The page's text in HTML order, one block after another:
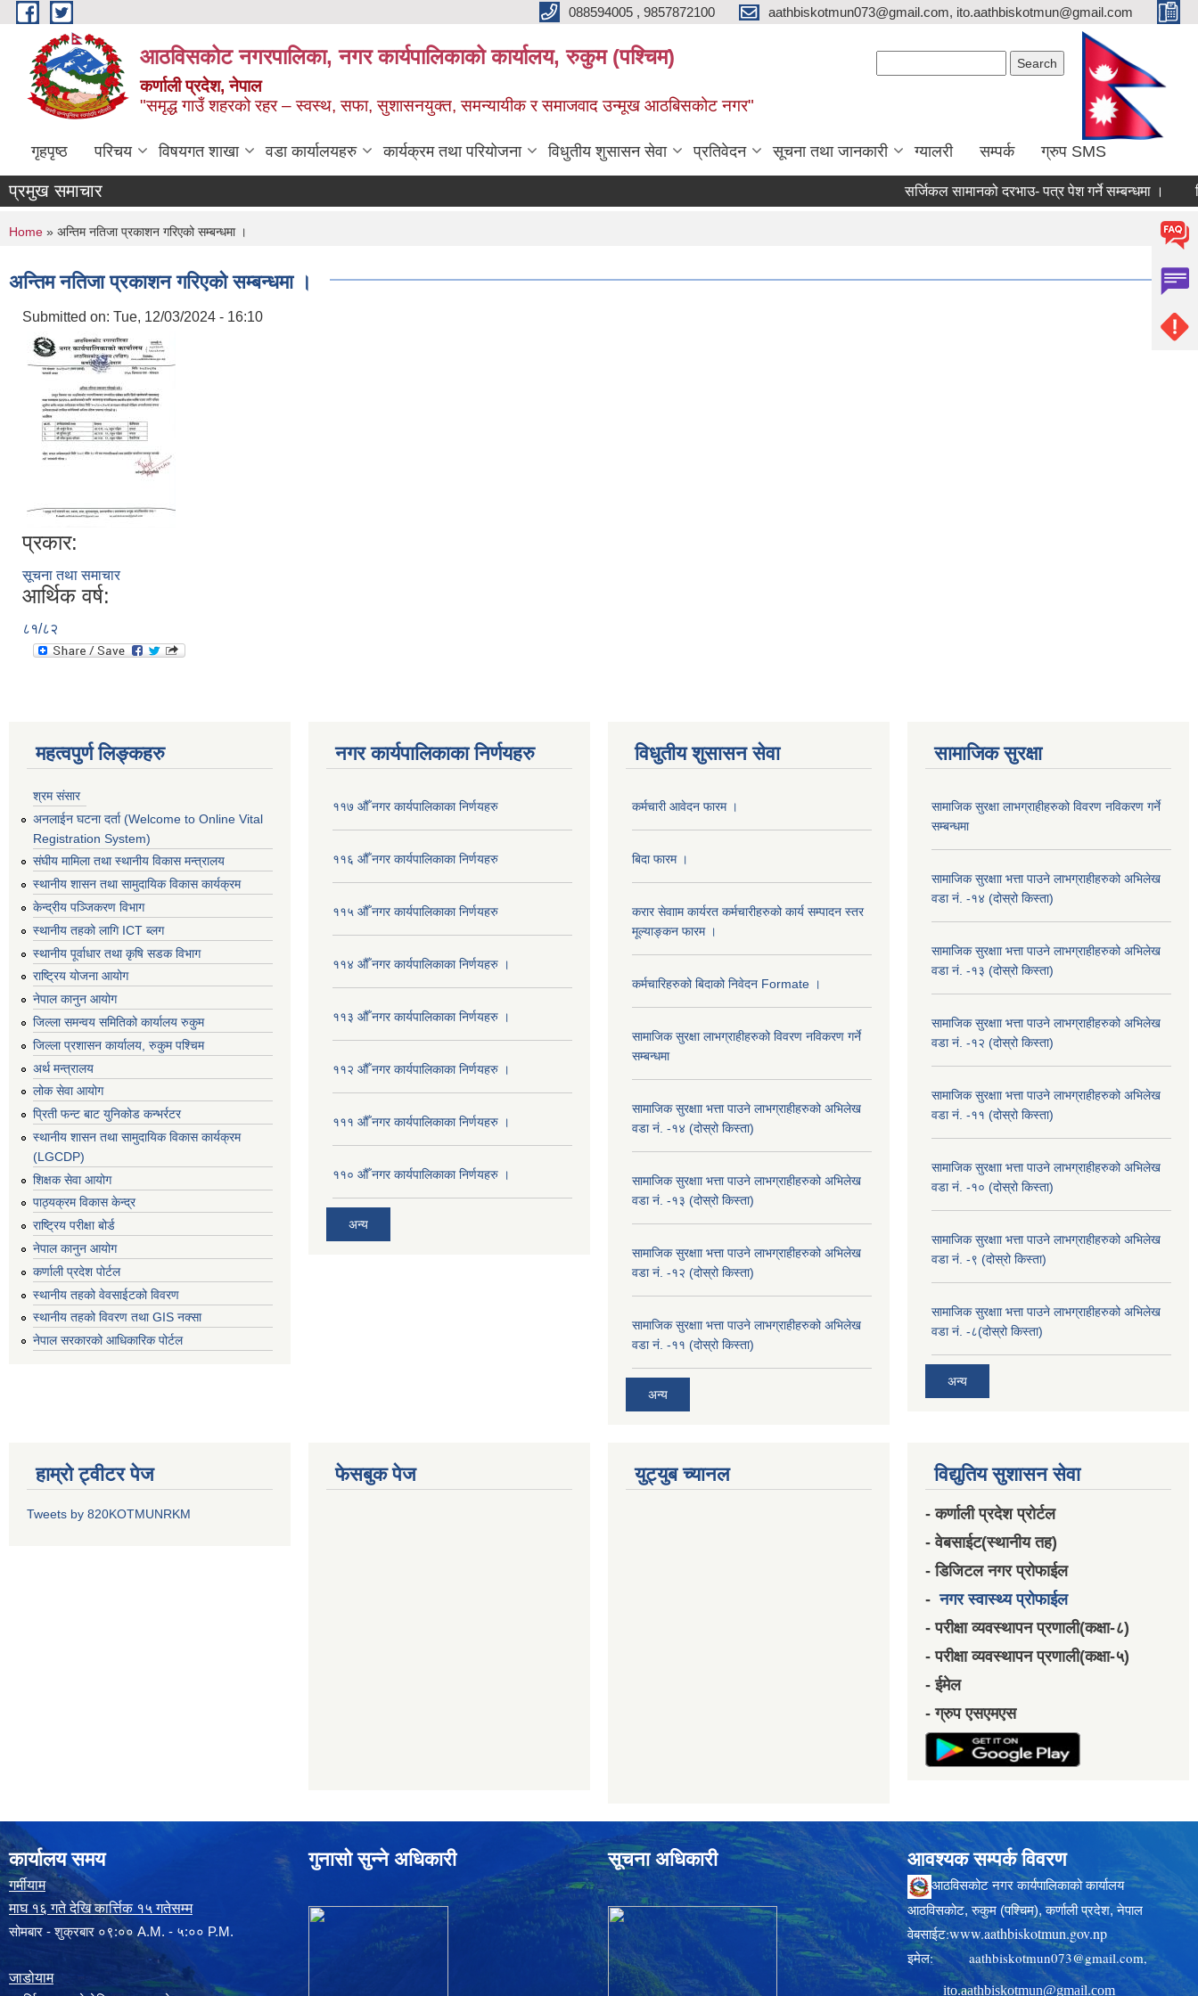
Skip to main content 088594005 , 9857872100 aathbiskotmun073@gmail.com, ito.aathbiskotmun@gmail.com
आठविसकोट नगरपालिका, नगर कार्यपालिकाको कार्यालय, रुकुम (पश्चिम)
कर्णाली प्रदेश, नेपाल
"समृद्ध गाउँ शहरको रहर – स्वस्थ, सफा, सुशासनयुक्त, समन्यायीक र समाजवाद उन्मूख आठबिसकोट नगर"
गृहपृष्ठ परिचय विषयगत शाखा वडा कार्यालयहरु कार्यक्रम तथा परियोजना विधुतीय शुसासन सेवा प्रतिवेदन सूचना तथा जानकारी ग्यालरी सम्पर्क ग्रुप SMS
प्रमुख समाचार सर्जिकल सामानको दरभाउ- पत्र पेश गर्ने सम्बन्धमा । लिखित
You are here
Home » अन्तिम नतिजा प्रकाशन गरिएको सम्बन्धमा ।
अन्तिम नतिजा प्रकाशन गरिएको सम्बन्धमा ।
Submitted on: Tue, 12/03/2024 - 16:10
प्रकार:
सूचना तथा समाचार
आर्थिक वर्ष:
८१/८२
महत्वपुर्ण लिङ्कहरु
श्रम संसार
अनलाईन घटना दर्ता (Welcome to Online Vital
Registration System)
संघीय मामिला तथा स्थानीय विकास मन्त्रालय
स्थानीय शासन तथा सामुदायिक विकास कार्यक्रम
केन्द्रीय पञ्जिकरण विभाग
स्थानीय तहको लागि ICT ब्लग
स्थानीय पूर्वाधार तथा कृषि सडक विभाग
राष्ट्रिय योजना आयोग
नेपाल कानुन आयोग
जिल्ला समन्वय समितिको कार्यालय रुकुम
जिल्ला प्रशासन कार्यालय, रुकुम पश्चिम
अर्थ मन्त्रालय
लोक सेवा आयोग
प्रिती फन्ट बाट युनिकोड कन्भर्रटर
स्थानीय शासन तथा सामुदायिक विकास कार्यक्रम
(LGCDP)
शिक्षक सेवा आयोग
पाठ्यक्रम विकास केन्द्र
राष्ट्रिय परीक्षा बोर्ड
नेपाल कानुन आयोग
कर्णाली प्रदेश पोर्टल
स्थानीय तहको वेवसाईटको विवरण
स्थानीय तहको विवरण तथा GIS नक्सा
नेपाल सरकारको आधिकारिक पोर्टल
नगर कार्यपालिकाका निर्णयहरु
११७ औँ नगर कार्यपालिकाका निर्णयहरु
११६ औँ नगर कार्यपालिकाका निर्णयहरु
११५ औँ नगर कार्यपालिकाका निर्णयहरु
११४ औँ नगर कार्यपालिकाका निर्णयहरु ।
११३ औँ नगर कार्यपालिकाका निर्णयहरु ।
११२ औँ नगर कार्यपालिकाका निर्णयहरु ।
१११ औँ नगर कार्यपालिकाका निर्णयहरु ।
११० औँ नगर कार्यपालिकाका निर्णयहरु ।
अन्य
विधुतीय शुसासन सेवा
कर्मचारी आवेदन फारम ।
बिदा फारम ।
करार सेवााम कार्यरत कर्मचारीहरुको कार्य सम्पादन स्तर
मूल्याङ्कन फारम ।
कर्मचारिहरुको बिदाको निवेदन Formate ।
सामाजिक सुरक्षा लाभग्राहीहरुको विवरण नविकरण गर्ने
सम्बन्धमा
सामाजिक सुरक्षाा भत्ता पाउने लाभग्राहीहरुको अभिलेख
वडा नं. -१४ (दोस्रो किस्ता)
सामाजिक सुरक्षाा भत्ता पाउने लाभग्राहीहरुको अभिलेख
वडा नं. -१३ (दोस्रो किस्ता)
सामाजिक सुरक्षाा भत्ता पाउने लाभग्राहीहरुको अभिलेख
वडा नं. -१२ (दोस्रो किस्ता)
सामाजिक सुरक्षाा भत्ता पाउने लाभग्राहीहरुको अभिलेख
वडा नं. -११ (दोस्रो किस्ता)
अन्य
सामाजिक सुरक्षा
सामाजिक सुरक्षा लाभग्राहीहरुको विवरण नविकरण गर्ने
सम्बन्धमा
सामाजिक सुरक्षाा भत्ता पाउने लाभग्राहीहरुको अभिलेख
वडा नं. -१४ (दोस्रो किस्ता)
सामाजिक सुरक्षाा भत्ता पाउने लाभग्राहीहरुको अभिलेख
वडा नं. -१३ (दोस्रो किस्ता)
सामाजिक सुरक्षाा भत्ता पाउने लाभग्राहीहरुको अभिलेख
वडा नं. -१२ (दोस्रो किस्ता)
सामाजिक सुरक्षाा भत्ता पाउने लाभग्राहीहरुको अभिलेख
वडा नं. -११ (दोस्रो किस्ता)
सामाजिक सुरक्षाा भत्ता पाउने लाभग्राहीहरुको अभिलेख
वडा नं. -१० (दोस्रो किस्ता)
सामाजिक सुरक्षाा भत्ता पाउने लाभग्राहीहरुको अभिलेख
वडा नं. -९ (दोस्रो किस्ता)
सामाजिक सुरक्षाा भत्ता पाउने लाभग्राहीहरुको अभिलेख
वडा नं. -८(दोस्रो किस्ता)
अन्य
हाम्रो ट्वीटर पेज
Tweets by 820KOTMUNRKM
फेसबुक पेज युट्युब च्यानल विद्युतिय सुशासन सेवा
- कर्णाली प्रदेश प्रोर्टल
- वेबसाईट(स्थानीय तह)
- डिजिटल नगर प्रोफाईल
-नगर स्वास्थ्य प्रोफाईल
- परीक्षा व्यवस्थापन प्रणाली(कक्षा-८)
- परीक्षा व्यवस्थापन प्रणाली(कक्षा-५)
- ईमेल
- ग्रुप एसएमएस
कार्यालय समय
गर्मीयाम
माघ १६ गते देखि कार्त्तिक १५ गतेसम्म
सोमबार - शुक्रबार ०९:०० A.M. - ५:०० P.M.
जाडोयाम
गुनासो सुन्ने अधिकारी सूचना अधिकारी आवश्यक सम्पर्क विवरण
आठविसकोट नगर कार्यपालिकाको कार्यालय
आठविसकोट, रुकुम (पश्चिम), कर्णाली प्रदेश, नेपाल
वेबसाईट:www.aathbiskotmun.gov.np
इमेल: aathbiskotmun073@gmail.com,
ito.aathbiskotmun@gmail.com